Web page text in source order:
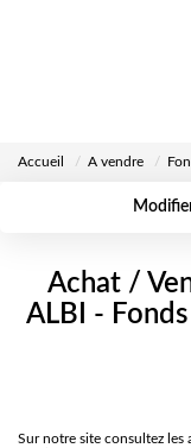
Accueil A vendre
Type de
transaction
Rayon
Achat /
ALBI -
Sur notre site consultez les